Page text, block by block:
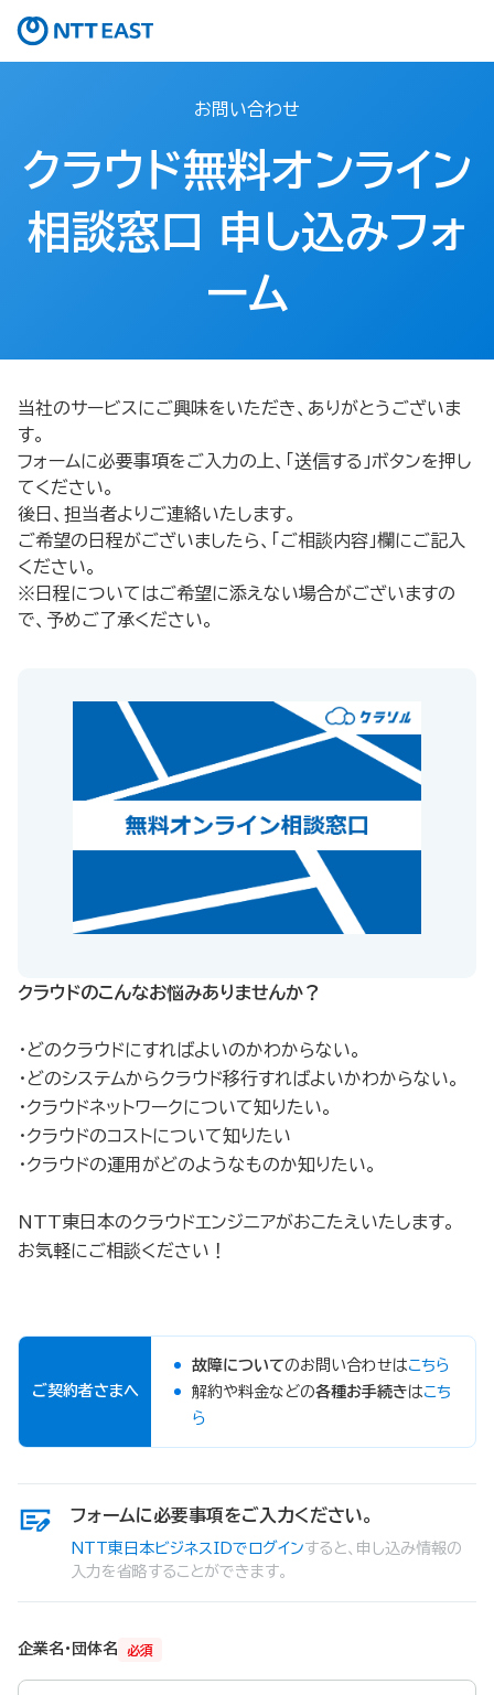
お問い合わせ
クラウド無料オンライン
相談窓口 申し込みフォ
ーム​
当社のサービスにご興味をいただき、ありがとうございま
す。
フォームに必要事項をご入力の上、「送信する」ボタンを押し
てください。
後日、担当者よりご連絡いたします。
ご希望の日程がございましたら、「ご相談内容」欄にご記入
ください。
※日程についてはご希望に添えない場合がございますの
で、予めご了承ください。
クラウドのこんなお悩みありませんか？
・どのクラウドにすればよいのかわからない。
・どのシステムからクラウド移行すればよいかわからない。
・クラウドネットワークについて知りたい。
・クラウドのコストについて知りたい
・クラウドの運用がどのようなものか知りたい。
NTT東日本のクラウドエンジニアがおこたえいたします。
お気軽にご相談ください！
ご契約者さまへ
故障についてのお問い合わせはこちら
解約や料金などの各種お手続きはこち
ら
フォームに必要事項をご入力ください。
NTT東日本ビジネスIDでログインすると、申し込み情報の
入力を省略することができます。
必須
企業名・団体名